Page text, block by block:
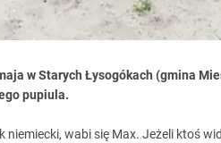
w Starych Łysogókach (gmina
pupiula.
niemiecki, wabi się Max. Jeżeli ktoś